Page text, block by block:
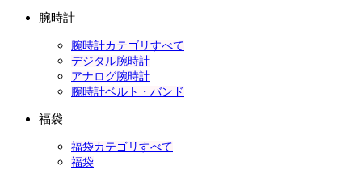
腕時計
腕時計カテゴリすべて
デジタル腕時計
アナログ腕時計
腕時計ベルト・バンド
福袋
福袋カテゴリすべて
福袋